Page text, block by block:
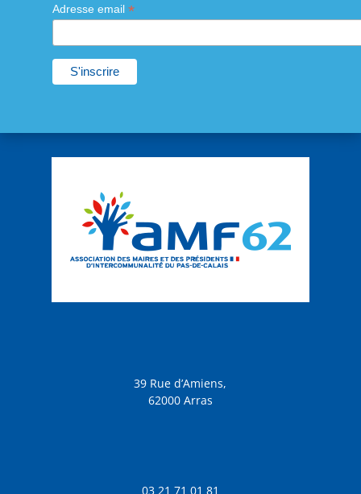
Adresse email *
39 Rue d’Amiens,
62000 Arras
03 21 71 01 81